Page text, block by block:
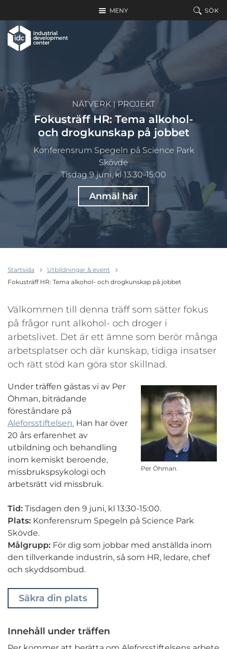
MENY SÖK
NÄTVERK |PROJEKT
Fokusträff HR: Tema alkohol-
och drogkunskap på jobbet
Konferensrum Spegeln på Science Park
Skövde
Tisdag 9 juni, kl 13:30-15:00
Anmäl här
Startsida
Utbildningar & event
Fokusträff HR: Tema alkohol- och drogkunskap på jobbet
Välkommen till denna träff som sätter fokus
på frågor runt alkohol- och droger i
arbetslivet. Det är ett ämne som berör många
arbetsplatser och där kunskap, tidiga insatser
och rätt stöd kan göra stor skillnad.
Per Öhman.
Under träffen gästas vi av Per
Öhman, biträdande
föreståndare på
Aleforsstiftelsen. Han har över
20 års erfarenhet av
utbildning och behandling
inom kemiskt beroende,
missbrukspsykologi och
arbetsrätt vid missbruk.
Tid: Tisdagen den 9 juni, kl 13:30-15:00.
Plats: Konferensrum Spegeln på Science Park
Skövde.
Målgrupp: För dig som jobbar med anställda inom
den tillverkande industrin, så som HR, ledare, chef
och skyddsombud.
Säkra din plats
Innehåll under träffen